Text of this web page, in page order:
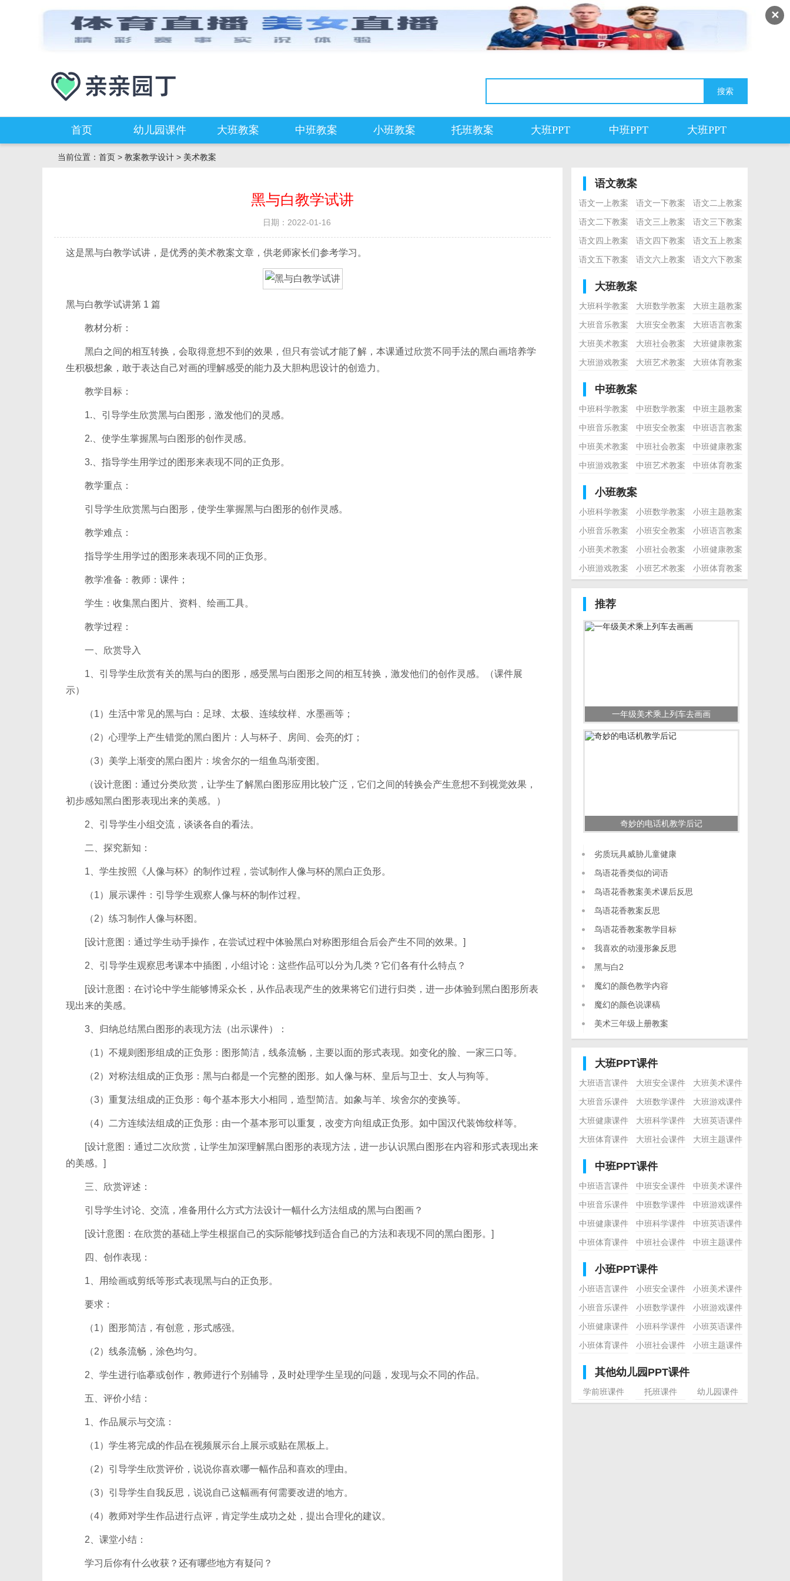
✕
首页 幼儿园课件 大班教案 中班教案 小班教案 托班教案 大班PPT 中班PPT 大班PPT
当前位置： 首页 > 教案教学设计 > 美术教案
黑与白教学试讲
日期：2022-01-16
这是黑与白教学试讲，是优秀的美术教案文章，供老师家长们参考学习。
黑与白教学试讲第 1 篇
教材分析：
黑白之间的相互转换，会取得意想不到的效果，但只有尝试才能了解，本课通过欣赏不同手法的黑白画培养学
生积极想象，敢于表达自己对画的理解感受的能力及大胆构思设计的创造力。
教学目标：
1.、引导学生欣赏黑与白图形，激发他们的灵感。
2.、使学生掌握黑与白图形的创作灵感。
3.、指导学生用学过的图形来表现不同的正负形。
教学重点：
引导学生欣赏黑与白图形，使学生掌握黑与白图形的创作灵感。
教学难点：
指导学生用学过的图形来表现不同的正负形。
教学准备：教师：课件；
学生：收集黑白图片、资料、绘画工具。
教学过程：
一、欣赏导入
1、引导学生欣赏有关的黑与白的图形，感受黑与白图形之间的相互转换，激发他们的创作灵感。（课件展
示）
（1）生活中常见的黑与白：足球、太极、连续纹样、水墨画等；
（2）心理学上产生错觉的黑白图片：人与杯子、房间、会亮的灯；
（3）美学上渐变的黑白图片：埃舍尔的一组鱼鸟渐变图。
（设计意图：通过分类欣赏，让学生了解黑白图形应用比较广泛，它们之间的转换会产生意想不到视觉效果，
初步感知黑白图形表现出来的美感。）
2、引导学生小组交流，谈谈各自的看法。
二、探究新知：
1、学生按照《人像与杯》的制作过程，尝试制作人像与杯的黑白正负形。
（1）展示课件：引导学生观察人像与杯的制作过程。
（2）练习制作人像与杯图。
[设计意图：通过学生动手操作，在尝试过程中体验黑白对称图形组合后会产生不同的效果。]
2、引导学生观察思考课本中插图，小组讨论：这些作品可以分为几类？它们各有什么特点？
[设计意图：在讨论中学生能够博采众长，从作品表现产生的效果将它们进行归类，进一步体验到黑白图形所表
现出来的美感。
3、归纳总结黑白图形的表现方法（出示课件）：
（1）不规则图形组成的正负形：图形简洁，线条流畅，主要以面的形式表现。如变化的脸、一家三口等。
（2）对称法组成的正负形：黑与白都是一个完整的图形。如人像与杯、皇后与卫士、女人与狗等。
（3）重复法组成的正负形：每个基本形大小相同，造型简洁。如象与羊、埃舍尔的变换等。
（4）二方连续法组成的正负形：由一个基本形可以重复，改变方向组成正负形。如中国汉代装饰纹样等。
[设计意图：通过二次欣赏，让学生加深理解黑白图形的表现方法，进一步认识黑白图形在内容和形式表现出来
的美感。]
三、欣赏评述：
引导学生讨论、交流，准备用什么方式方法设计一幅什么方法组成的黑与白图画？
[设计意图：在欣赏的基础上学生根据自己的实际能够找到适合自己的方法和表现不同的黑白图形。]
四、创作表现：
1、用绘画或剪纸等形式表现黑与白的正负形。
要求：
（1）图形简洁，有创意，形式感强。
（2）线条流畅，涂色均匀。
2、学生进行临摹或创作，教师进行个别辅导，及时处理学生呈现的问题，发现与众不同的作品。
五、评价小结：
1、作品展示与交流：
（1）学生将完成的作品在视频展示台上展示或贴在黑板上。
（2）引导学生欣赏评价，说说你喜欢哪一幅作品和喜欢的理由。
（3）引导学生自我反思，说说自己这幅画有何需要改进的地方。
（4）教师对学生作品进行点评，肯定学生成功之处，提出合理化的建议。
2、课堂小结：
学习后你有什么收获？还有哪些地方有疑问？
语文教案
语文一上教案 语文一下教案
语文二上教案
语文二下教案
语文三上教案
语文三下教案
语文四上教案
语文四下教案
语文五上教案
语文五下教案
语文六上教案 语文六下教案
大班教案
大班科学教案 大班数学教案
大班主题教案
大班音乐教案
大班安全教案
大班语言教案
大班美术教案
大班社会教案
大班健康教案
大班游戏教案
大班艺术教案 大班体育教案
中班教案
中班科学教案 中班数学教案
中班主题教案
中班音乐教案
中班安全教案
中班语言教案
中班美术教案
中班社会教案
中班健康教案
中班游戏教案
中班艺术教案 中班体育教案
小班教案
小班科学教案 小班数学教案
小班主题教案
小班音乐教案
小班安全教案
小班语言教案
小班美术教案
小班社会教案
小班健康教案
小班游戏教案
小班艺术教案 小班体育教案
推荐
一年级美术乘上列车去画画
奇妙的电话机教学后记
劣质玩具威胁儿童健康
鸟语花香类似的词语
鸟语花香教案美术课后反思
鸟语花香教案反思
鸟语花香教案教学目标
我喜欢的动漫形象反思
黑与白2
魔幻的颜色教学内容
魔幻的颜色说课稿
美术三年级上册教案
大班PPT课件
大班语言课件 大班安全课件
大班美术课件
大班音乐课件
大班数学课件
大班游戏课件
大班健康课件
大班科学课件
大班英语课件
大班体育课件
大班社会课件 大班主题课件
中班PPT课件
中班语言课件 中班安全课件
中班美术课件
中班音乐课件
中班数学课件
中班游戏课件
中班健康课件
中班科学课件
中班英语课件
中班体育课件
中班社会课件 中班主题课件
小班PPT课件
小班语言课件 小班安全课件
小班美术课件
小班音乐课件
小班数学课件
小班游戏课件
小班健康课件
小班科学课件
小班英语课件
小班体育课件
小班社会课件 小班主题课件
其他幼儿园PPT课件
学前班课件 托班课件 幼儿园课件